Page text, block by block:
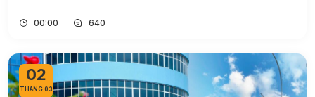
00:00 640
02
THÁNG 03